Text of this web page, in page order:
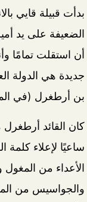
بدأت قبيلة قايي
الضعيفة على يد
أن استقلت تمامًا
بن أرطغرل (في
كان القائد أرطغرل
ساعيًا لإعلاء كلمة
الأعداء من المغول
والجواسيس من